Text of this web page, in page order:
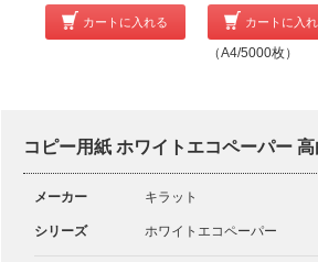
カートに入れる カートに入
（A4/5000枚）
コピー用紙 ホワイトエコペーパー
メーカー キラット
シリーズ ホワイトエコペーパー